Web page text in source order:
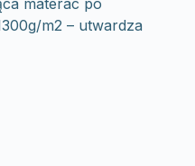
m2 – utwardza